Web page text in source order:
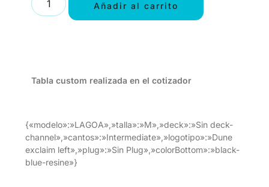
Añadir al carrito
Tabla custom realizada en el cotizador
{«modelo»:»LAGOA»,»talla»:»M»,»deck»:»Sin deck-
channel»,»cantos»:»Intermediate»,»logotipo»:»Dune
exclaim left»,»plug»:»Sin Plug»,»colorBottom»:»black-
blue-resine»}